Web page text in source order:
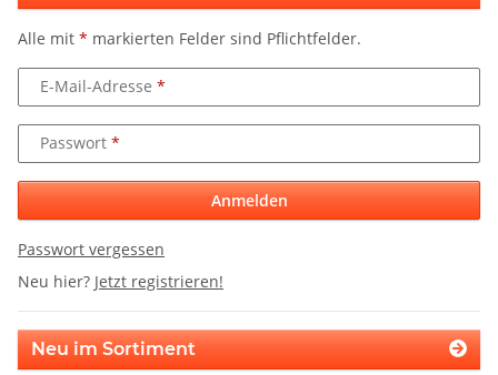
Alle mit * markierten Felder sind Pflichtfelder.
E-Mail-Adresse
Passwort
Anmelden
Passwort vergessen
Neu hier? Jetzt registrieren!
Neu im Sortiment